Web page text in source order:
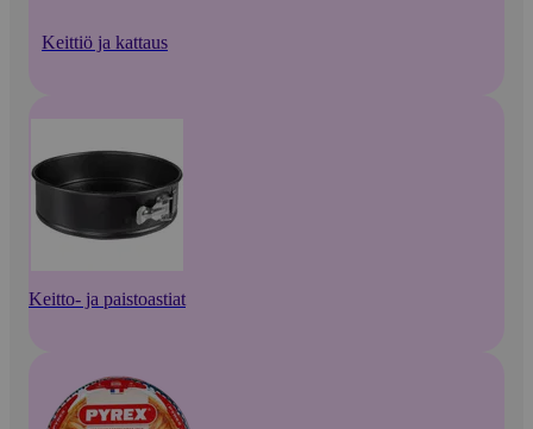
Keittiö ja kattaus
Keitto- ja paistoastiat